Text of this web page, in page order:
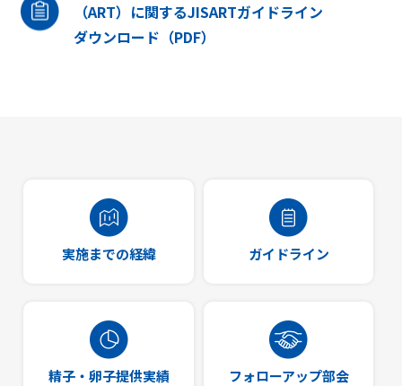
（ART）に関するJISARTガイドライン
ダウンロード（PDF）
実施までの経緯 ガイドライン
精子・卵子提供実績 フォローアップ部会